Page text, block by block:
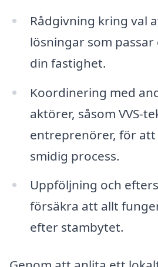
Rådgivning kring val
lösningar som
din fastighet.
Koordinering med
aktörer, såsom VVS-
entreprenörer, för att
smidig process.
Uppföljning och
försäkra att allt
efter stambytet.